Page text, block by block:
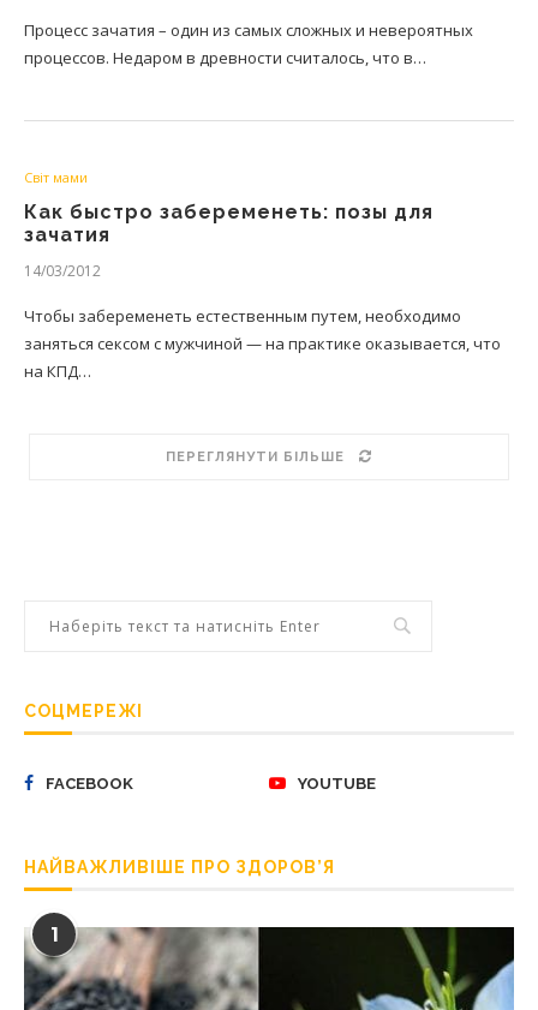
Процесс зачатия – один из самых сложных и невероятных
процессов. Недаром в древности считалось, что в…
Світ мами
Как быстро забеременеть: позы для
зачатия
14/03/2012
Чтобы забеременеть естественным путем, необходимо
заняться сексом с мужчиной — на практике оказывается, что
на КПД…
ПЕРЕГЛЯНУТИ БІЛЬШЕ
СОЦМЕРЕЖІ
FACEBOOK YOUTUBE
НАЙВАЖЛИВІШЕ ПРО ЗДОРОВ’Я
1